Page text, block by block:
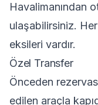
Havalimanından
ulaşabilirsiniz.
eksileri vardır.
Özel Transfer
Önceden
edilen araçla